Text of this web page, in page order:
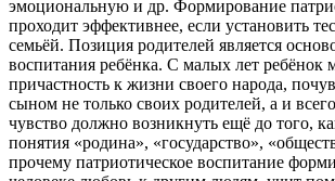
эмоциональную и др. Формирование
проходит эффективнее, если установить
семьёй. Позиция родителей является
воспитания ребёнка. С малых лет ребёнок
причастность к жизни своего народа,
сыном не только своих родителей, а и
чувство должно возникнуть ещё до того,
понятия «родина», «государство»,
прочему патриотическое воспитание